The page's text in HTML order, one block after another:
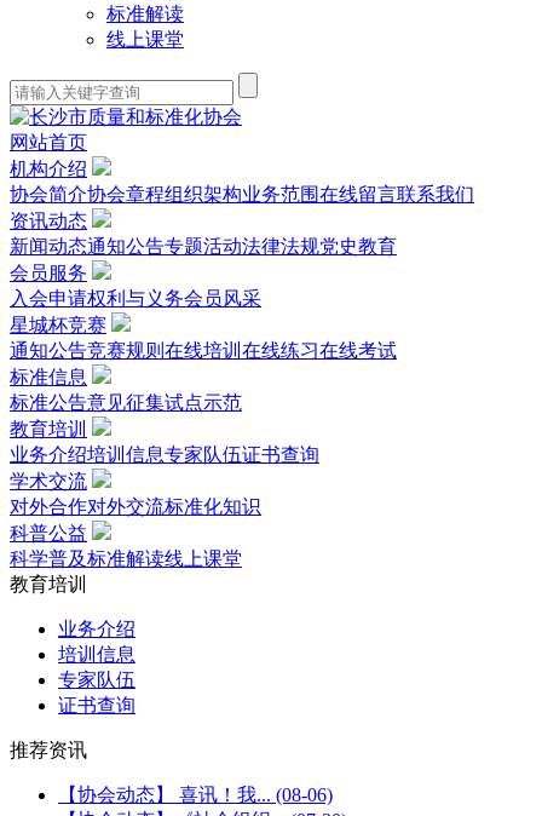
标准解读
线上课堂
网站首页
机构介绍
协会简介协会章程组织架构业务范围在线留言联系我们
资讯动态
新闻动态通知公告专题活动法律法规党史教育
会员服务
入会申请权利与义务会员风采
星城杯竞赛
通知公告竞赛规则 在线培训 在线练习在线考试
标准信息
标准公告意见征集试点示范
教育培训
业务介绍培训信息专家队伍证书查询
学术交流
对外合作对外交流标准化知识
科普公益
科学普及标准解读线上课堂
教育培训
业务介绍
培训信息
专家队伍
证书查询
推荐资讯
【协会动态】 喜讯！我... (08-06)